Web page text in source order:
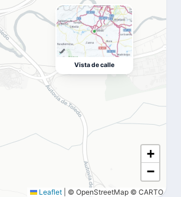
+
−
Leaflet © OpenStreetMap © CARTO
Vista de calle